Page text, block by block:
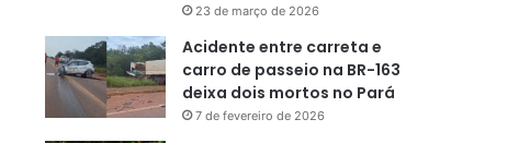
23 de março de 2026
Acidente entre carreta e
carro de passeio na BR-163
deixa dois mortos no Pará
7 de fevereiro de 2026